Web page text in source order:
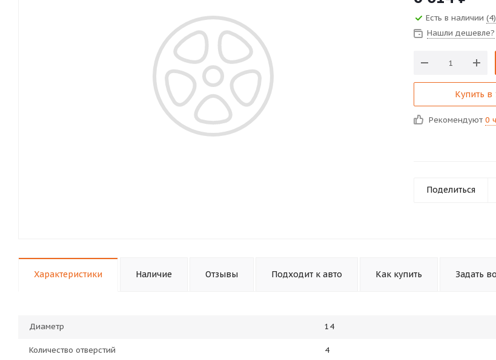
Есть в наличии (4)
Нашли дешевле?
Купить в
Рекомендуют 0
Поделиться
Характеристики Наличие Отзывы Подходит к авто Как купить Задать
Диаметр 14
Количество отверстий 4